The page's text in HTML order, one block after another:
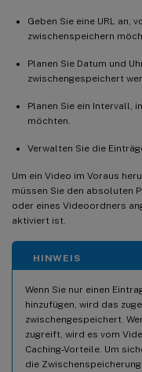
Geben Sie eine URL an,
zwischenspeichern
Planen Sie Datum und
zwischengespeichert
Planen Sie ein Intervall,
möchten.
Verwalten Sie die
Um ein Video im Voraus
müssen Sie den absoluten
oder eines Videoordners
aktiviert ist.
HINWEIS
Wenn Sie nur einen
hinzufügen, wird das
zwischengespeichert.
zugreift, wird es vom
Caching-Vorteile. Um
die